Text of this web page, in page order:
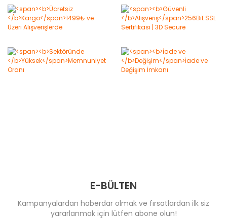
E-BÜLTEN
Kampanyalardan haberdar olmak ve fırsatlardan ilk siz
yararlanmak için lütfen abone olun!